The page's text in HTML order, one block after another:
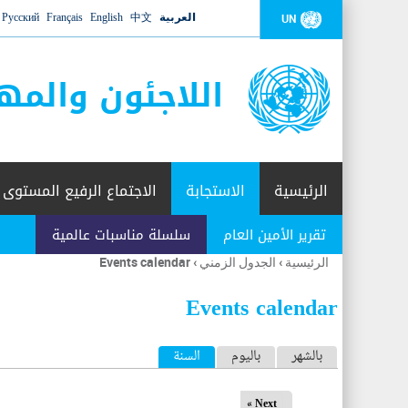
UN العربية 中文
English
Français
Русский
اللاجئون
الرئيسية الاستجابة
تقرير الأمين العام سلسلة مناسبات عالمية
الاجتماع الرفيع المستوى
أنت
هنا
الرئيسية › الجدول الزمني ›
Events calendar
Events calendar
ا بالشهر باليوم السنة (علامة التبويب النشطة)